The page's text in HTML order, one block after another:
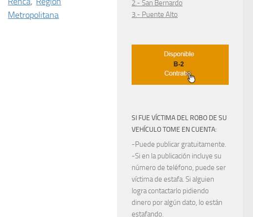
Metropolitana
2.- San Bernardo
3.- Puente Alto
SI FUE VÍCTIMA DEL ROBO DE SU
VEHÍCULO TOME EN CUENTA:
-Puede publicar gratuitamente.
-Si en la publicación incluye su
número de teléfono, puede ser
víctima de estafa. Si alguien
logra contactarlo pidiendo
dinero por algún dato, lo están
estafando.